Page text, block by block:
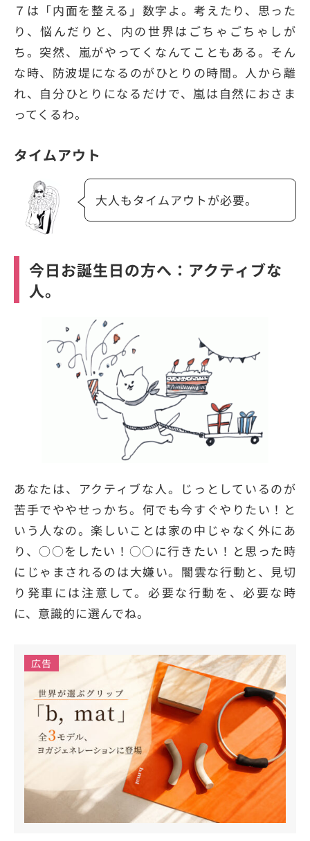
７は「内面を整える」数字よ。考えたり、思った
り、悩んだりと、内の世界はごちゃごちゃしが
ち。突然、嵐がやってくなんてこともある。そん
な時、防波堤になるのがひとりの時間。人から離
れ、自分ひとりになるだけで、嵐は自然におさま
ってくるわ。
タイムアウト
大人もタイムアウトが必要。
今日お誕生日の方へ：アクティブな
人。
あなたは、アクティブな人。じっとしているのが
苦手でややせっかち。何でも今すぐやりたい！と
いう人なの。楽しいことは家の中じゃなく外にあ
り、○○をしたい！○○に行きたい！と思った時
にじゃまされるのは大嫌い。闇雲な行動と、見切
り発車には注意して。必要な行動を、必要な時
に、意識的に選んでね。
広告